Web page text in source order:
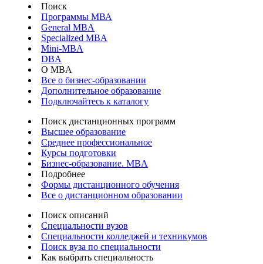
Поиск
Программы МВА
General MBA
Specialized MBA
Mini-MBA
DBA
О MBA
Все о бизнес-образовании
Дополнительное образование
Подключайтесь к каталогу
Поиск дистанционных программ
Высшее образование
Среднее профессиональное
Курсы подготовки
Бизнес-образование. MBA
Подробнее
Формы дистанционного обучения
Все о дистанционном образовании
Поиск описаний
Специальности вузов
Специальности колледжей и техникумов
Поиск вуза по специальности
Как выбрать специальность